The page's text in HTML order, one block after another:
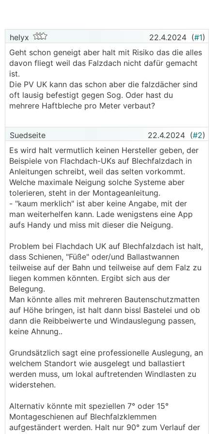
helyx 22.4.2024 (#1)
Geht schon geneigt aber halt mit Risiko das die alles
davon fliegt weil das Falzdach nicht dafür gemacht
ist.
Die PV UK kann das schon aber die falzdächer sind
oft lausig befestigt gegen Sog. Oder hast du
mehrere Haftbleche pro Meter verbaut?
Suedseite 22.4.2024 (#2)
Es wird halt vermutlich keinen Hersteller geben, der
Beispiele von Flachdach-UKs auf Blechfalzdach in
Anleitungen schreibt, weil das selten vorkommt.
Welche maximale Neigung solche Systeme aber
tolerieren, steht in der Montageanleitung.
- "kaum merklich" ist aber keine Angabe, mit der
man weiterhelfen kann. Lade wenigstens eine App
aufs Handy und miss mit dieser die Neigung.
Problem bei Flachdach UK auf Blechfalzdach ist halt,
dass Schienen, "Füße" oder/und Ballastwannen
teilweise auf der Bahn und teilweise auf dem Falz zu
liegen kommen könnten. Ergibt sich aus der
Belegung.
Man könnte alles mit mehreren Bautenschutzmatten
auf Höhe bringen, ist halt dann bissl Bastelei und ob
dann die Reibbeiwerte und Windauslegung passen,
keine Ahnung..
Grundsätzlich sagt eine professionelle Auslegung, an
welchem Standort wie ausgelegt und ballastiert
werden muss, um lokal auftretenden Windlasten zu
widerstehen.
Alternativ könnte mit speziellen 7° oder 15°
Montageschienen auf Blechfalzklemmen
aufgeständert werden. Halt nur 90° zum Verlauf der